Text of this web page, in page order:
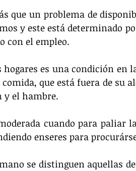
que un problema de
y este está determinado
con el empleo.
es una condición en
que está fuera de su
el hambre.
cuando para paliar
enseres para
se distinguen aquellas